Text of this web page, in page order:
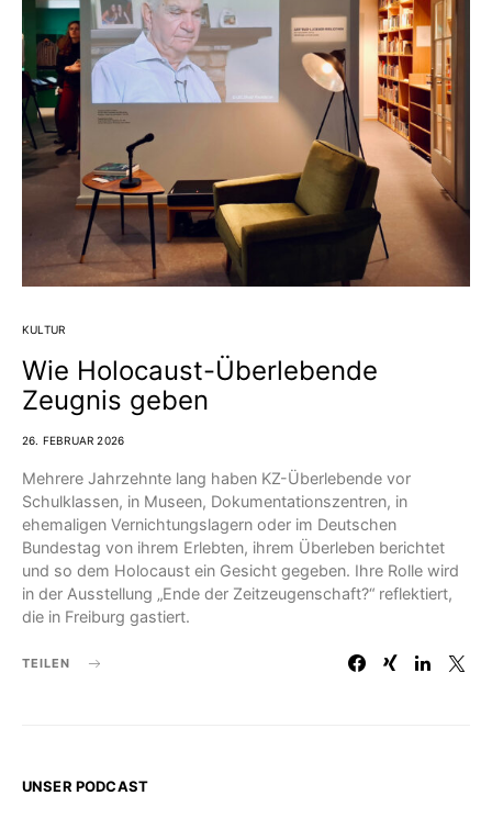
KULTUR
Wie Holocaust-Überlebende
Zeugnis geben
26. FEBRUAR 2026
Mehrere Jahrzehnte lang haben KZ-Überlebende vor
Schulklassen, in Museen, Dokumentationszentren, in
ehemaligen Vernichtungslagern oder im Deutschen
Bundestag von ihrem Erlebten, ihrem Überleben berichtet
und so dem Holocaust ein Gesicht gegeben. Ihre Rolle wird
in der Ausstellung „Ende der Zeitzeugenschaft?“ reflektiert,
die in Freiburg gastiert.
TEILEN
UNSER PODCAST